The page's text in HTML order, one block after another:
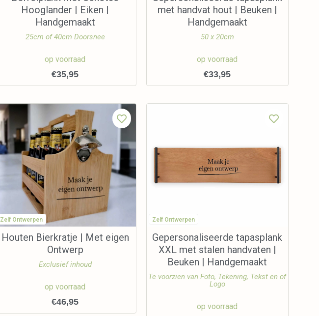
Hooglander | Eiken |
Handgemaakt
25cm of 40cm Doorsnee
op voorraad
€35,95
met handvat hout | Beuken |
Handgemaakt
50 x 20cm
op voorraad
€33,95
Zelf Ontwerpen
Houten Bierkratje | Met eigen
Ontwerp
Exclusief inhoud
op voorraad
€46,95
Zelf Ontwerpen
Gepersonaliseerde tapasplank
XXL met stalen handvaten |
Beuken | Handgemaakt
Te voorzien van Foto, Tekening, Tekst en of
Logo
op voorraad